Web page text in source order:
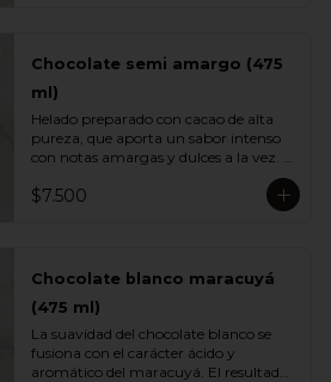
Chocolate semi amargo (475
ml)
Helado preparado con cacao de alta
pureza, que aporta un sabor intenso
con notas amargas y dulces a la vez.
profundo lo convierten en un
$7.500
Chocolate blanco maracuyá
(475 ml)
La suavidad del chocolate blanco se
fusiona con el carácter ácido y
aromático del maracuyá. El resultado